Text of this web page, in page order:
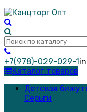
+7(978)-029-029-1
Каталог товаров
Детская
Серьги